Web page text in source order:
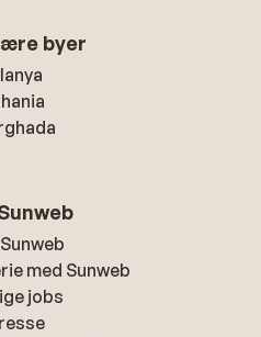
byer
med Sunweb
jobs